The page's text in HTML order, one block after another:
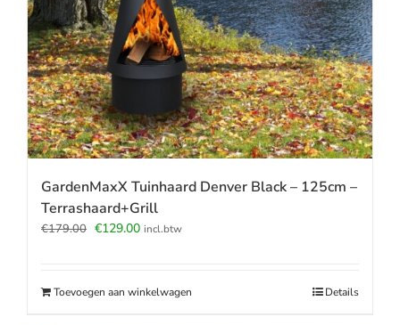
GardenMaxX Tuinhaard Denver Black – 125cm –
Terrashaard+Grill
€179.00 Oorspronkelijke
€129.00Huidige
incl.btw
Toevoegen aan winkelwagen Details